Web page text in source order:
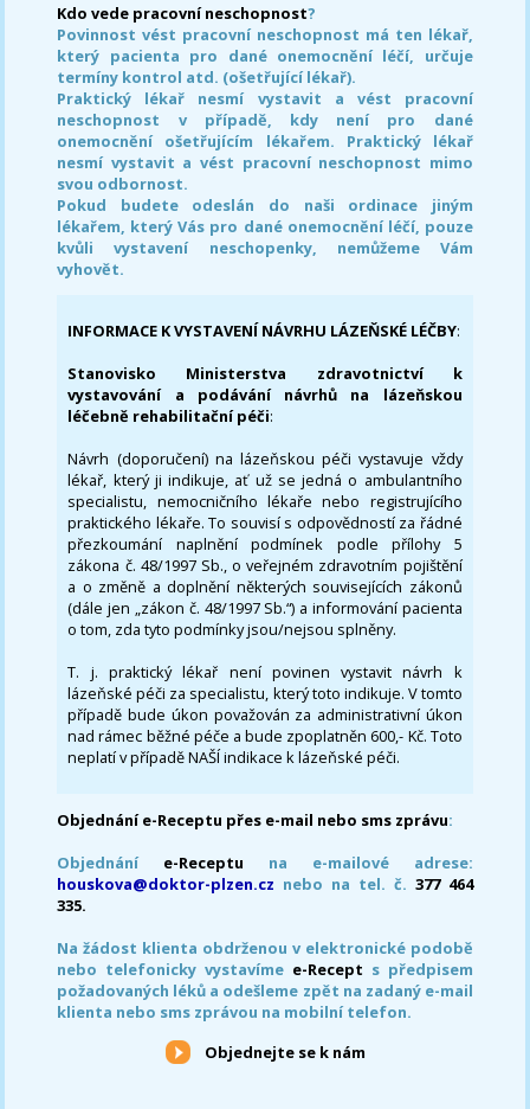
Kdo vede pracovní neschopnost?
Povinnost vést pracovní neschopnost má ten lékař,
který pacienta pro dané onemocnění léčí, určuje
termíny kontrol atd. (ošetřující lékař).
Praktický lékař nesmí vystavit a vést pracovní
neschopnost v případě, kdy není pro dané
onemocnění ošetřujícím lékařem. Praktický lékař
nesmí vystavit a vést pracovní neschopnost mimo
svou odbornost.
Pokud budete odeslán do naši ordinace jiným
lékařem, který Vás pro dané onemocnění léčí, pouze
kvůli vystavení neschopenky, nemůžeme Vám
vyhovět.
INFORMACE K VYSTAVENÍ NÁVRHU LÁZEŇSKÉ LÉČBY:
Stanovisko Ministerstva zdravotnictví k
vystavování a podávání návrhů na lázeňskou
léčebně rehabilitační péči:
Návrh (doporučení) na lázeňskou péči vystavuje vždy
lékař, který ji indikuje, ať už se jedná o ambulantního
specialistu, nemocničního lékaře nebo registrujícího
praktického lékaře. To souvisí s odpovědností za řádné
přezkoumání naplnění podmínek podle přílohy 5
zákona č. 48/1997 Sb., o veřejném zdravotním pojištění
a o změně a doplnění některých souvisejících zákonů
(dále jen „zákon č. 48/1997 Sb.“) a informování pacienta
o tom, zda tyto podmínky jsou/nejsou splněny.
T. j. praktický lékař není povinen vystavit návrh k
lázeňské péči za specialistu, který toto indikuje. V tomto
případě bude úkon považován za administrativní úkon
nad rámec běžné péče a bude zpoplatněn 600,- Kč. Toto
neplatí v případě NAŠÍ indikace k lázeňské péči.
Objednání e-Receptu přes e-mail nebo sms zprávu:
Objednání e-Receptu na e-mailové adrese:
houskova@doktor-plzen.cz nebo na tel. č. 377 464
335.
Na žádost klienta obdrženou v elektronické podobě
nebo telefonicky vystavíme e-Recept s předpisem
požadovaných léků a odešleme zpět na zadaný e-mail
klienta nebo sms zprávou na mobilní telefon.
Objednejte se k nám